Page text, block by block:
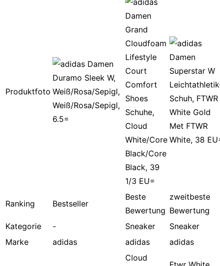
Produktfoto
Ranking Bestseller
Beste
Bewertung
zweitbeste
Bewertung
Kategorie
- Sneaker
Sneaker
Marke
adidas adidas adidas
Cloud